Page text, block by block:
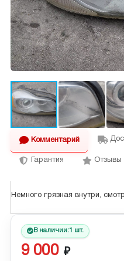
Комментарий
Гарантия Отзывы
Немного грязная внутри,
В наличии:1 шт.
9 000